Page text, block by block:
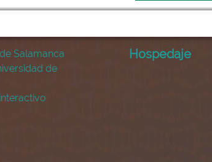
Salamanca
de
Hospedaje